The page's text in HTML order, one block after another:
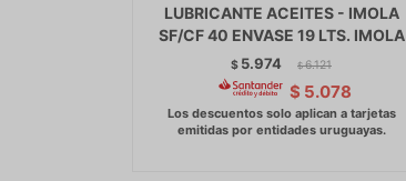
LUBRICANTE ACEITES - IMOLA
SF/CF 40 ENVASE 19 LTS. IMOLA
$ 5.974 $ 6.121
$ 5.078